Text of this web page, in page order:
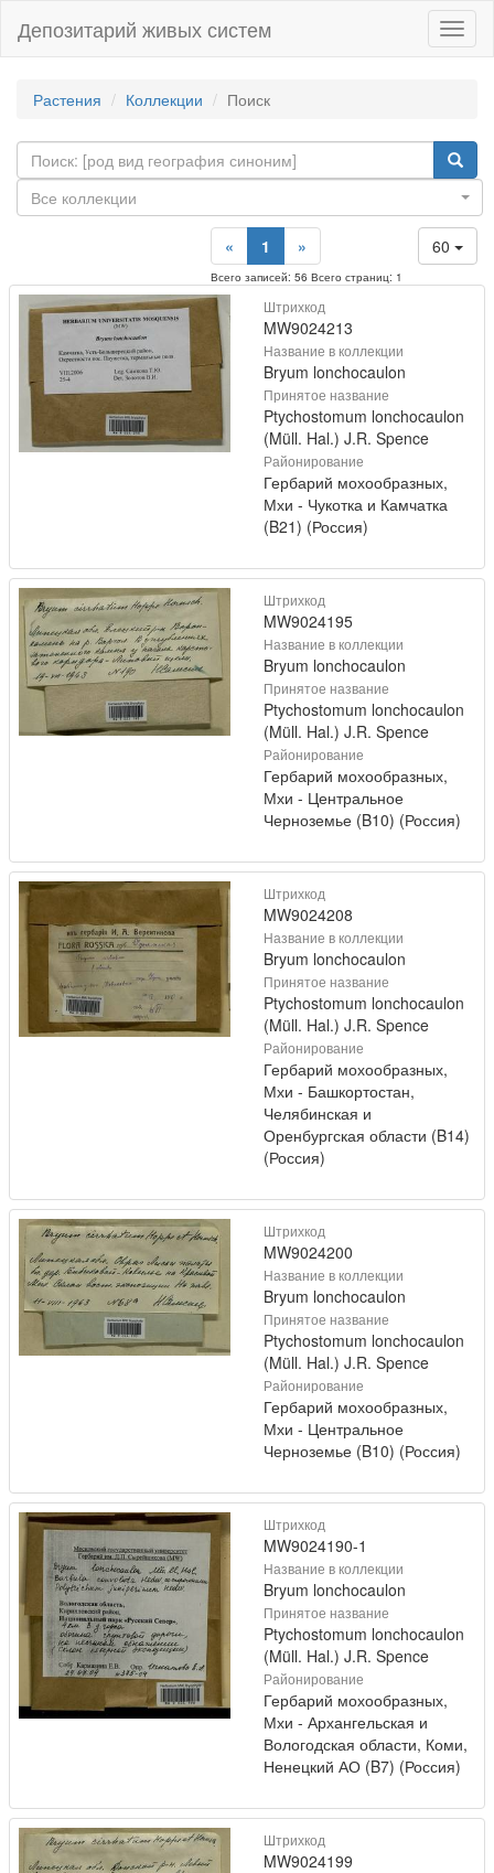
Депозитарий живых систем
Растения Коллекции Поиск
Все коллекции
60
« 1 »
Всего записей: 56 Всего страниц: 1
Штрихкод
MW9024213
Название в коллекции
Bryum lonchocaulon
Принятое название
Ptychostomum lonchocaulon
(Müll. Hal.) J.R. Spence
Районирование
Гербарий мохообразных,
Мхи - Чукотка и Камчатка
(B21) (Россия)
Штрихкод
MW9024195
Название в коллекции
Bryum lonchocaulon
Принятое название
Ptychostomum lonchocaulon
(Müll. Hal.) J.R. Spence
Районирование
Гербарий мохообразных,
Мхи - Центральное
Черноземье (B10) (Россия)
Штрихкод
MW9024208
Название в коллекции
Bryum lonchocaulon
Принятое название
Ptychostomum lonchocaulon
(Müll. Hal.) J.R. Spence
Районирование
Гербарий мохообразных,
Мхи - Башкортостан,
Челябинская и
Оренбургская области (B14)
(Россия)
Штрихкод
MW9024200
Название в коллекции
Bryum lonchocaulon
Принятое название
Ptychostomum lonchocaulon
(Müll. Hal.) J.R. Spence
Районирование
Гербарий мохообразных,
Мхи - Центральное
Черноземье (B10) (Россия)
Штрихкод
MW9024190-1
Название в коллекции
Bryum lonchocaulon
Принятое название
Ptychostomum lonchocaulon
(Müll. Hal.) J.R. Spence
Районирование
Гербарий мохообразных,
Мхи - Архангельская и
Вологодская области, Коми,
Ненецкий АО (B7) (Россия)
Штрихкод
MW9024199